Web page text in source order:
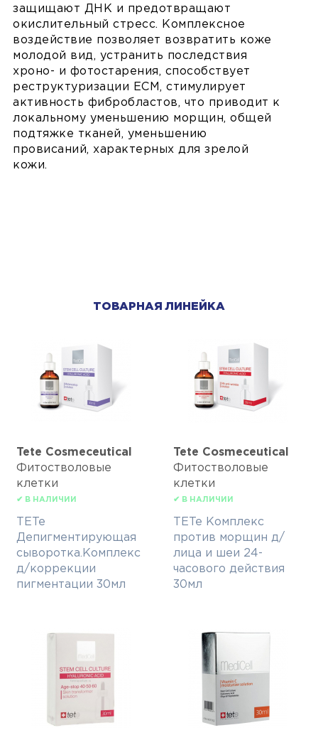
защищают ДНК и предотвращают
окислительный стресс. Комплексное
воздействие позволяет возвратить коже
молодой вид, устранить последствия
хроно- и фотостарения, способствует
реструктуризации ЕСМ, стимулирует
активность фибробластов, что приводит к
локальному уменьшению морщин, общей
подтяжке тканей, уменьшению
провисаний, характерных для зрелой
кожи.
ТОВАРНАЯ ЛИНЕЙКА
Tete Cosmeceutical
Фитостволовые
клетки
✔ В НАЛИЧИИ
TETe
Депигментирующая
сыворотка.Комплекс
д/коррекции
пигментации 30мл
Tete Cosmeceutical
Фитостволовые
клетки
✔ В НАЛИЧИИ
TETe Комплекс
против морщин д/
лица и шеи 24-
часового действия
30мл